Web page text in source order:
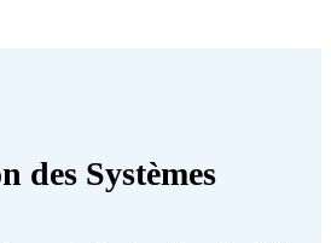
des Systèmes